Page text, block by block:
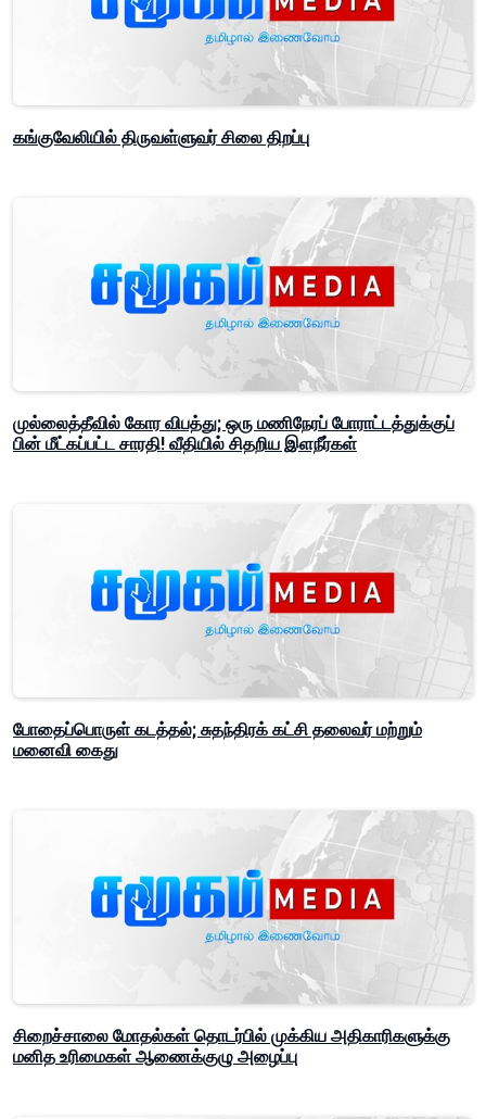
கங்குவேலியில் திருவள்ளுவர் சிலை திறப்பு
முல்லைத்தீவில் கோர விபத்து; ஒரு மணிநேரப் போராட்டத்துக்குப்
பின் மீட்கப்பட்ட சாரதி! வீதியில் சிதறிய இளநீர்கள்
போதைப்பொருள் கடத்தல்; சுதந்திரக் கட்சி தலைவர் மற்றும்
மனைவி கைது
சிறைச்சாலை மோதல்கள் தொடர்பில் முக்கிய அதிகாரிகளுக்கு
மனித உரிமைகள் ஆணைக்குழு அழைப்பு